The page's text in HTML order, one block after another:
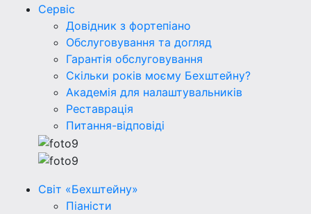
Сервіс
Довідник з фортепіано
Обслуговування та догляд
Гарантія обслуговування
Скільки років моєму Бехштейну?
Академія для налаштувальників
Реставрація
Питання-відповіді
Світ «Бехштейну»
Піаністи